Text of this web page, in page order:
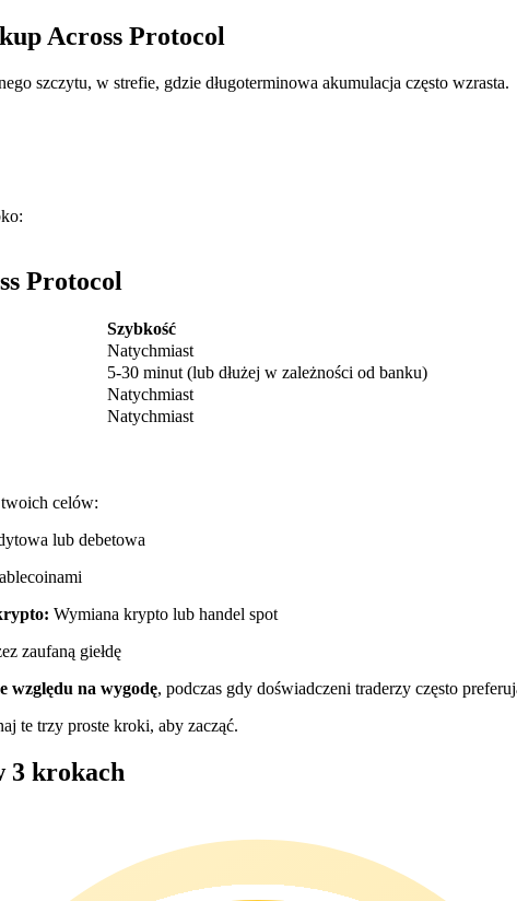
i towary
Across Protocol
szczytu, w strefie, gdzie długoterminowa akumulacja często wzrasta.
Protocol
Szybkość
Natychmiast
5-30 minut (lub dłużej w zależności od banku)
Natychmiast
Natychmiast
celów:
lub debetowa
Wymiana krypto lub handel spot
zaufaną giełdę
względu na wygodę, podczas gdy doświadczeni traderzy często
te trzy proste kroki, aby zacząć.
3 krokach